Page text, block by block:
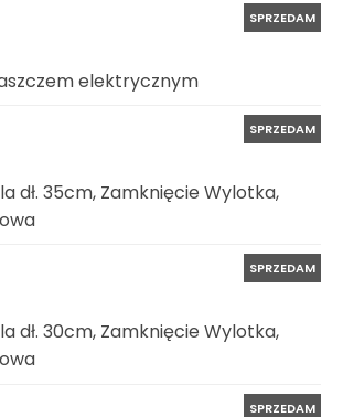
SPRZEDAM
elektrycznym
SPRZEDAM
dł. 35cm, Zamknięcie Wylotka,
SPRZEDAM
dł. 30cm, Zamknięcie Wylotka,
SPRZEDAM